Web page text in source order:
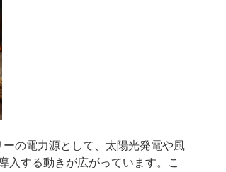
ーの電力源として、太陽光発電や風
入する動きが広がっています。こ